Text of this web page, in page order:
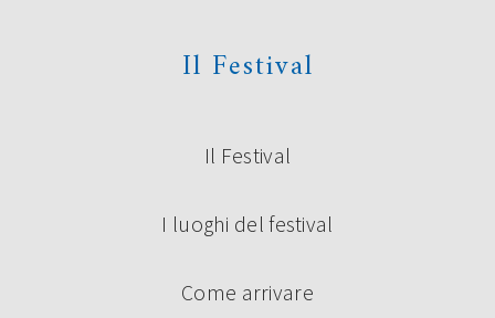
Il Festival
Il Festival
I luoghi del festival
Come arrivare